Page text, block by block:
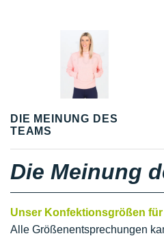
DIE MEINUNG DES
TEAMS
Die Meinung
Unser Konfektionsgrößen
Alle Größenentsprechungen